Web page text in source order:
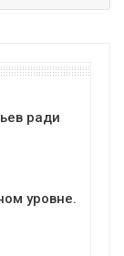
ради
уровне.